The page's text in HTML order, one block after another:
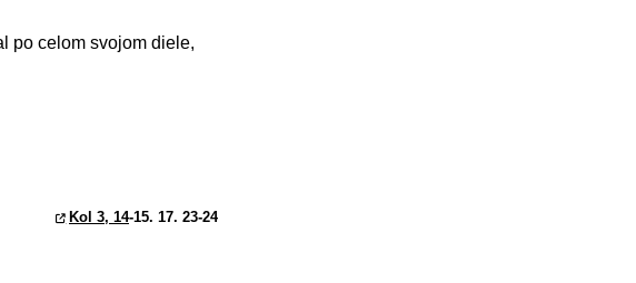
po celom svojom diele,
Kol 3, 14-15. 17. 23-24